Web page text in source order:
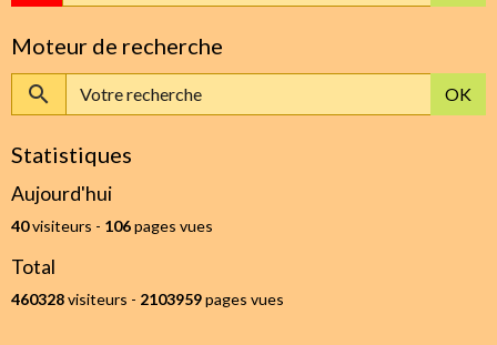
Moteur de recherche
OK
Statistiques
Aujourd'hui
40visiteurs - 106pages vues
Total
460328visiteurs - 2103959pages vues